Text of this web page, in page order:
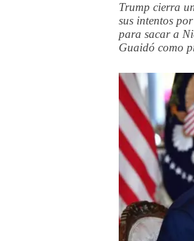
Trump cierra
sus intentos
para sacar a
Guaidó como